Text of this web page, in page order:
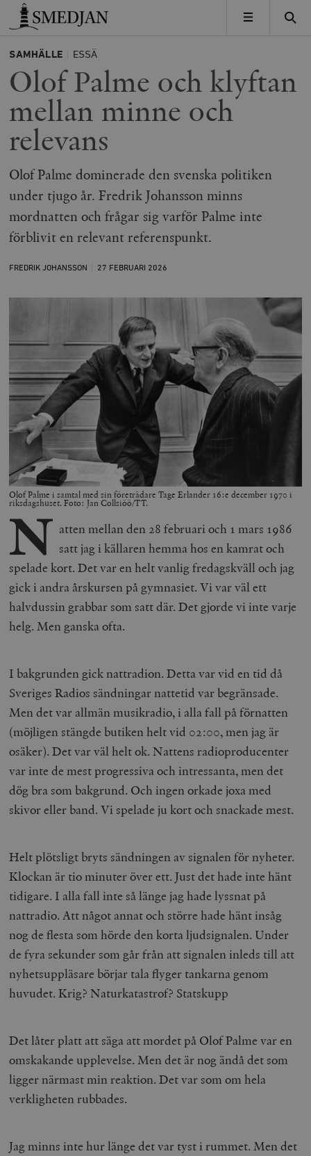
Timbro
MENY
SAMHÄLLE ESSÄ
Olof Palme och klyftan
mellan minne och
relevans
Olof Palme dominerade den svenska politiken
under tjugo år. Fredrik Johansson minns
mordnatten och frågar sig varför Palme inte
förblivit en relevant referenspunkt.
FREDRIK JOHANSSON 27 FEBRUARI 2026
Olof Palme i samtal med sin företrädare Tage Erlander 16:e december 1970 i
riksdagshuset. Foto: Jan Collsiöö/TT.
N atten mellan den 28 februari och 1 mars 1986
satt jag i källaren hemma hos en kamrat och
spelade kort. Det var en helt vanlig fredagskväll och jag
gick i andra årskursen på gymnasiet. Vi var väl ett
halvdussin grabbar som satt där. Det gjorde vi inte varje
helg. Men ganska ofta.
I bakgrunden gick nattradion. Detta var vid en tid då
Sveriges Radios sändningar nattetid var begränsade.
Men det var allmän musikradio, i alla fall på förnatten
(möjligen stängde butiken helt vid 02:00, men jag är
osäker). Det var väl helt ok. Nattens radioproducenter
var inte de mest progressiva och intressanta, men det
dög bra som bakgrund. Och ingen orkade joxa med
skivor eller band. Vi spelade ju kort och snackade mest.
Helt plötsligt bryts sändningen av signalen för nyheter.
Klockan är tio minuter över ett. Just det hade inte hänt
tidigare. I alla fall inte så länge jag hade lyssnat på
nattradio. Att något annat och större hade hänt insåg
nog de flesta som hörde den korta ljudsignalen. Under
de fyra sekunder som går från att signalen inleds till att
nyhetsuppläsare börjar tala flyger tankarna genom
huvudet. Krig? Naturkatastrof? Statskupp
Det låter platt att säga att mordet på Olof Palme var en
omskakande upplevelse. Men det är nog ändå det som
ligger närmast min reaktion. Det var som om hela
verkligheten rubbades.
Jag minns inte hur länge det var tyst i rummet. Men det